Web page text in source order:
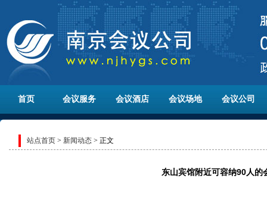
首页 会议服务 会议酒店 会议场地 会议公司
站点首页 > 新闻动态 > 正文
东山宾馆附近可容纳90人的